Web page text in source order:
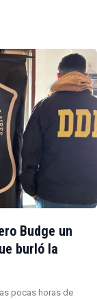
Budge un
burló la
pocas horas de